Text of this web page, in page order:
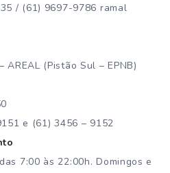
/ (61) 9697-9786 ramal
(Pistão Sul – EPNB)
e (61) 3456 – 9152
7:00 às 22:00h. Domingos e